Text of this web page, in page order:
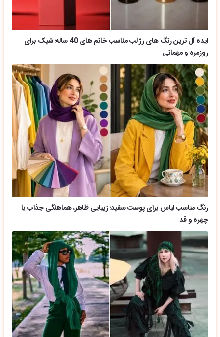
ایده آل ترین رنگ های رژ لب مناسب خانم های 40 ساله؛ شیک برای
روزمره و مهمانی
رنگ مناسب لباس برای پوست سفید؛ زیبایی ظاهر، هماهنگی جذاب با
چهره و قد